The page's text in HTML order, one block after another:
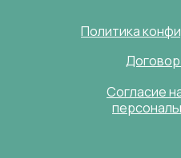
Политика
Согласие